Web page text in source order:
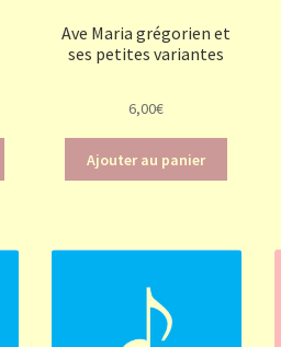
Ave Maria grégorien et
ses petites variantes
6,00€
Ajouter au panier